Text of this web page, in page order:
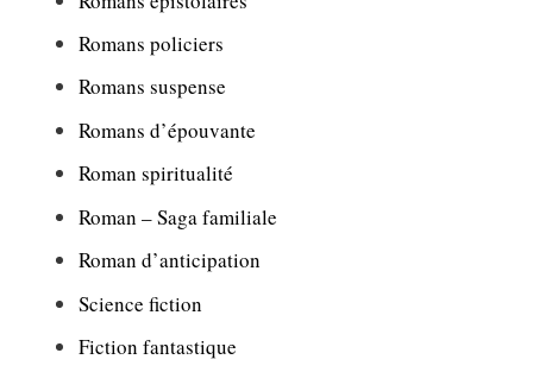
Romans policiers
Romans suspense
Romans d’épouvante
Roman spiritualité
Roman – Saga familiale
Roman d’anticipation
Science fiction
Fiction fantastique